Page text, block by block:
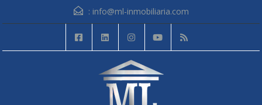
: info@ml-inmobiliaria.com